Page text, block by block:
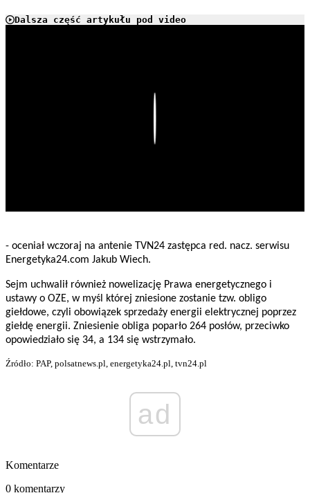
Dalsza część artykułu pod video
- oceniał wczoraj na antenie TVN24 zastępca red. nacz. serwisu
Energetyka24.com Jakub Wiech.
Sejm uchwalił również nowelizację Prawa energetycznego i
ustawy o OZE, w myśl której zniesione zostanie tzw. obligo
giełdowe, czyli obowiązek sprzedaży energii elektrycznej poprzez
giełdę energii. Zniesienie obliga poparło 264 posłów, przeciwko
opowiedziało się 34, a 134 się wstrzymało.
Źródło: PAP, polsatnews.pl, energetyka24.pl, tvn24.pl
ad
Komentarze
0 komentarzy